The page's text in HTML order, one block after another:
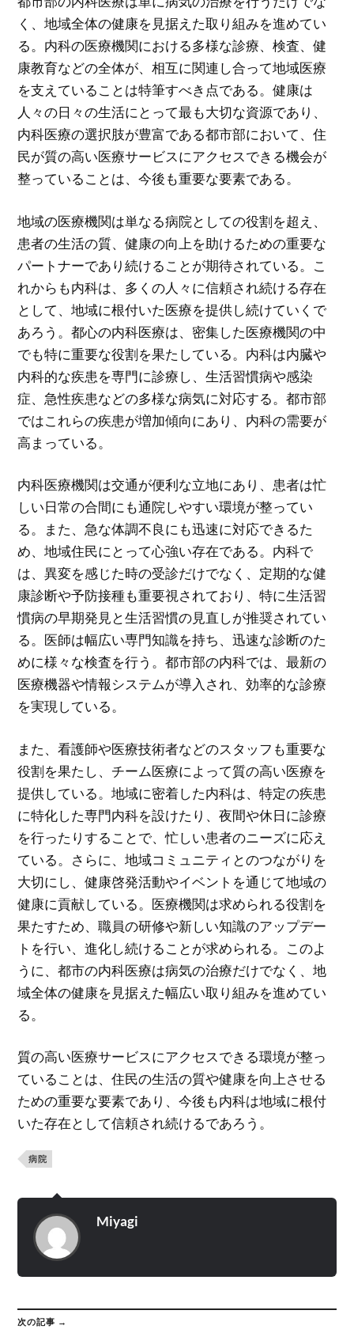
く、地域全体の健康を見据えた取り組みを進めてい
る。内科の医療機関における多様な診療、検査、健
康教育などの全体が、相互に関連し合って地域医療
を支えていることは特筆すべき点である。健康は
人々の日々の生活にとって最も大切な資源であり、
内科医療の選択肢が豊富である都市部において、住
民が質の高い医療サービスにアクセスできる機会が
整っていることは、今後も重要な要素である。
地域の医療機関は単なる病院としての役割を超え、
患者の生活の質、健康の向上を助けるための重要な
パートナーであり続けることが期待されている。こ
れからも内科は、多くの人々に信頼され続ける存在
として、地域に根付いた医療を提供し続けていくで
あろう。都心の内科医療は、密集した医療機関の中
でも特に重要な役割を果たしている。内科は内臓や
内科的な疾患を専門に診療し、生活習慣病や感染
症、急性疾患などの多様な病気に対応する。都市部
ではこれらの疾患が増加傾向にあり、内科の需要が
高まっている。
内科医療機関は交通が便利な立地にあり、患者は忙
しい日常の合間にも通院しやすい環境が整ってい
る。また、急な体調不良にも迅速に対応できるた
め、地域住民にとって心強い存在である。内科で
は、異変を感じた時の受診だけでなく、定期的な健
康診断や予防接種も重要視されており、特に生活習
慣病の早期発見と生活習慣の見直しが推奨されてい
る。医師は幅広い専門知識を持ち、迅速な診断のた
めに様々な検査を行う。都市部の内科では、最新の
医療機器や情報システムが導入され、効率的な診療
を実現している。
また、看護師や医療技術者などのスタッフも重要な
役割を果たし、チーム医療によって質の高い医療を
提供している。地域に密着した内科は、特定の疾患
に特化した専門内科を設けたり、夜間や休日に診療
を行ったりすることで、忙しい患者のニーズに応え
ている。さらに、地域コミュニティとのつながりを
大切にし、健康啓発活動やイベントを通じて地域の
健康に貢献している。医療機関は求められる役割を
果たすため、職員の研修や新しい知識のアップデー
トを行い、進化し続けることが求められる。このよ
うに、都市の内科医療は病気の治療だけでなく、地
域全体の健康を見据えた幅広い取り組みを進めてい
る。
質の高い医療サービスにアクセスできる環境が整っ
ていることは、住民の生活の質や健康を向上させる
ための重要な要素であり、今後も内科は地域に根付
いた存在として信頼され続けるであろう。
病院
Miyagi
次の記事 →